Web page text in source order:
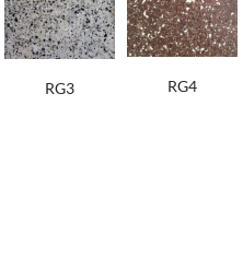
RG3 RG4